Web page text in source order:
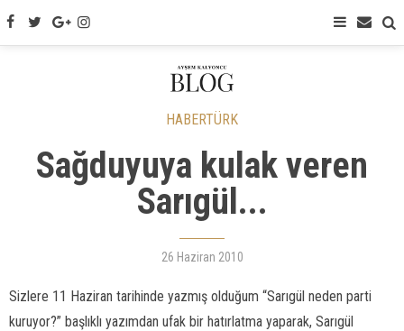
HABERTÜRK
Sağduyuya kulak veren
Sarıgül...
26 Haziran 2010
Sizlere 11 Haziran tarihinde yazmış olduğum “Sarıgül neden parti
kuruyor?” başlıklı yazımdan ufak bir hatırlatma yaparak, Sarıgül